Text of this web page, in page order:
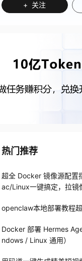
+ 关注
热门推荐
超全 Docker 镜像源配置
ac/Linux一键搞定，拉镜
openclaw本地部署教程
Docker 部署 Hermes
ndows / Linux 通用）